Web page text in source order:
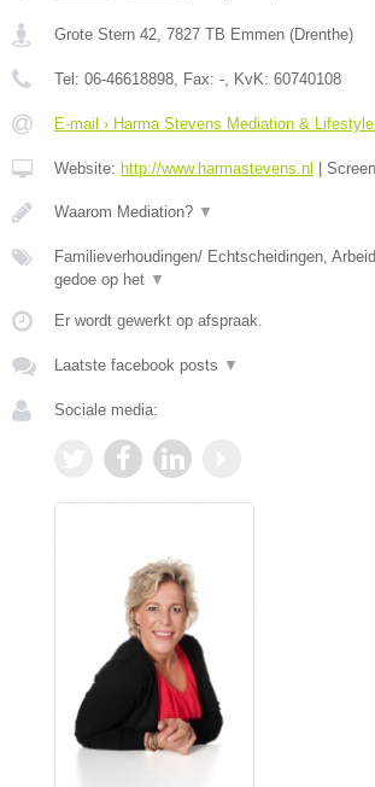
Grote Stern 42, 7827 TB Emmen (Drenthe)
Tel: 06-46618898, Fax: -, KvK: 60740108
E-mail › Harma Stevens Mediation &
Website: http://www.harmastevens.nl
Waarom Mediation? ▼
Familieverhoudingen/ Echtscheidingen,
gedoe op het ▼
Er wordt gewerkt op afspraak.
Laatste facebook posts ▼
Sociale media: